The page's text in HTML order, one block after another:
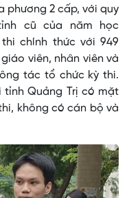
phương 2 cấp, với quy
cũ của năm học
chính thức với 949
viên, nhân viên và
tác tổ chức kỳ thi.
tỉnh Quảng Trị có mặt
không có cán bộ và